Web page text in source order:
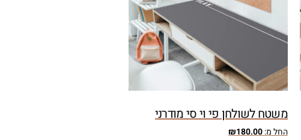
משטח לשולחן פי וי סי מודרני
החל מ: ₪180.00